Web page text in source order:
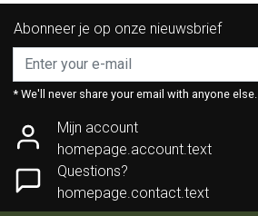
Abonneer je op onze nieuwsbrief
* We'll never share your email with anyone else.
Mijn account
homepage.account.text
Questions?
homepage.contact.text